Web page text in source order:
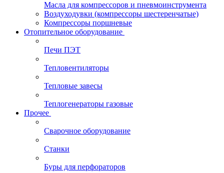
Масла для компрессоров и пневмоинструмента
Воздуходувки (компрессоры шестеренчатые)
Компрессоры поршневые
Отопительное оборудование
Печи ПЭТ
Тепловентиляторы
Тепловые завесы
Теплогенераторы газовые
Прочее
Сварочное оборудование
Станки
Буры для перфораторов